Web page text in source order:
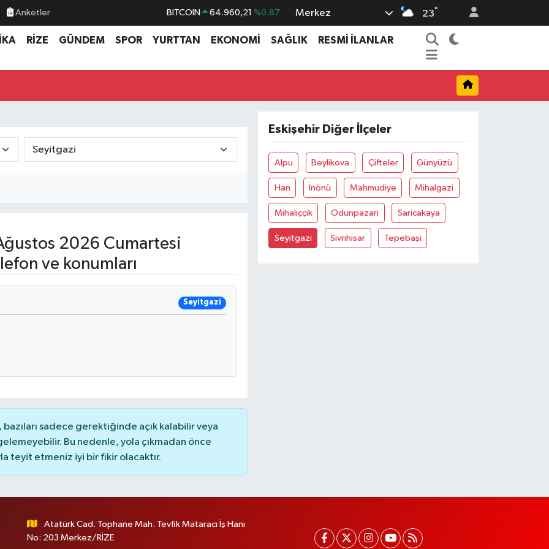
Anketler BITCOIN 64.960,21 %0.87
DOLAR 47,7436 %0.18
GRAM ALTIN 6648.99 %2.59
%-19
Merkez 23°
RİZE GÜNDEM SPOR YURTTAN EKONOMİ SAĞLIK
RESMİ İLANLAR
2026 Cumartesi
ve konumları
Seyitgazi
sadece gerektiğinde açık kalabilir veya
Bu nedenle, yola çıkmadan önce
teyit etmeniz iyi bir fikir olacaktır.
Eskişehir Diğer İlçeler
Alpu Beylikova Çifteler Günyüzü
Han İnönü Mahmudiye Mihalgazi
Mihaliççik Odunpazari Saricakaya
Seyitgazi Sivrihisar Tepebaşi
Atatürk Cad. Tophane Mah. Tevfik Mataracı İş Hanı
No: 203 Merkez/RİZE